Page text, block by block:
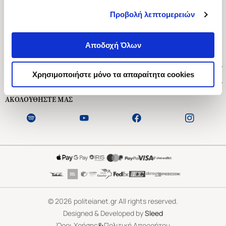
Προβολή λεπτομερειών
Αποδοχή Όλων
Χρησιμοποιήστε μόνο τα απαραίτητα cookies
Ασκληπιού 1-3, Αθήνα 106 79
Δευτέρα - Παρασκευή 09:00-21:00
Εξυπηρέτηση Πελατών
ΑΚΟΛΟΥΘΗΣΤΕ ΜΑΣ
©2026 politeianet.gr All rights reserved.
Designed & Developed bySleed